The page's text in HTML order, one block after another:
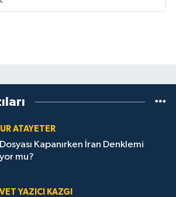
ATAYETER
Dosyası Kapanırken İran Denklemi
mu?
YAZICI KAZGI